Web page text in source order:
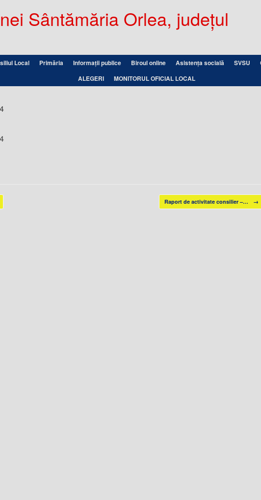
Sântămăria Orlea, județul
Local Primăria Informații publice Biroul online Asistența socială SVSU
ALEGERI
MONITORUL OFICIAL LOCAL
Raport de activitate consilier –… →